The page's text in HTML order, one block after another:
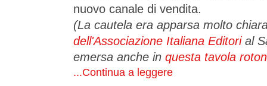
nuovo canale di vendita.
(La cautela era apparsa molto
dell'Associazione Italiana Editorial
emersa anche in questa tavola
...Continua a leggere